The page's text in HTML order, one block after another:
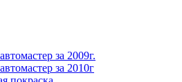
за 2009г.
за 2010г